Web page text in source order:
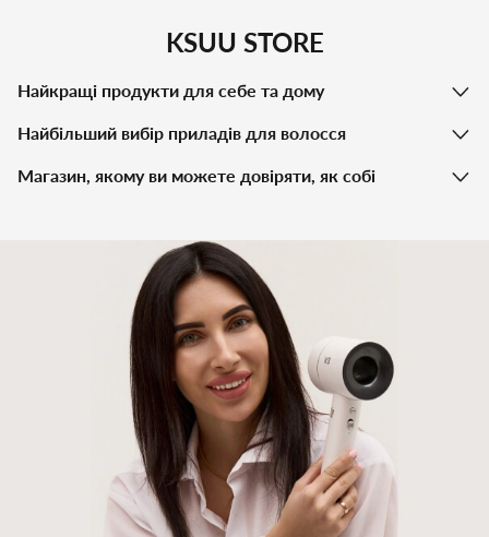
KSUU STORE
Найкращі продукти для себе та дому
Найбільший вибір приладів для волосся
Магазин, якому ви можете довіряти, як собі